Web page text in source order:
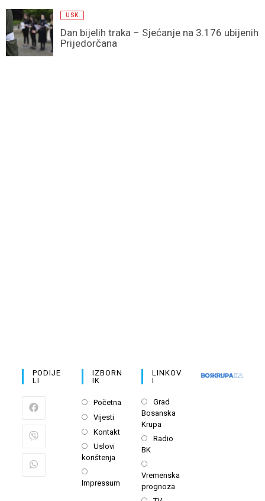
USK
Dan bijelih traka – Sjećanje na 3.176 ubijenih
Prijedorčana
PODIJE
LI
IZBORN
IK
Početna
Vijesti
Kontakt
Uslovi
korištenja
Impressum
LINKOV
I
Grad
Bosanska
Krupa
Radio
BK
Vremenska
prognoza